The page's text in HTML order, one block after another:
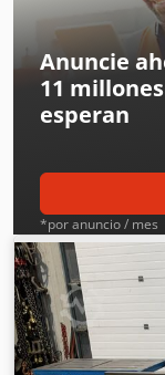
Anuncie
11
esperan
*por anuncio / mes